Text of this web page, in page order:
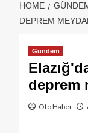
HOME
DEPREM
Gündem
deprem
Oto Haber